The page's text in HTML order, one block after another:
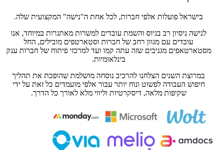
בישראל פועלות אלפי חברות, לכל אחת ה"נישה" המקצועית שלה.
לנישה ניסיון רב בגיוס והשמת עובדים למשרות מאתגרות במיוחד, אנו
עובדים עם מגוון רחב של חברות וסטארטפים מובילים, החל
מסטארטאפים מגניבים שזה עתה קמו ועד למרכזי פיתוח של חברות ענק
בינלאומיות.
במרוצת השנים הצלחנו להרכיב נוסחה מושלמת שהופכת את תהליך
חיפוש העבודה לפשוט ונוח יותר עבור אלפי מועמדים כל זאת על ידי
שקיפות מלאה, דיסקרטיות וליווי מלא לאורך כל הדרך.